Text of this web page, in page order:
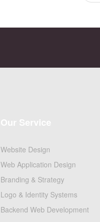
Website Design
Web Application Design
Branding & Strategy
Logo & Identity Systems
Backend Web Development